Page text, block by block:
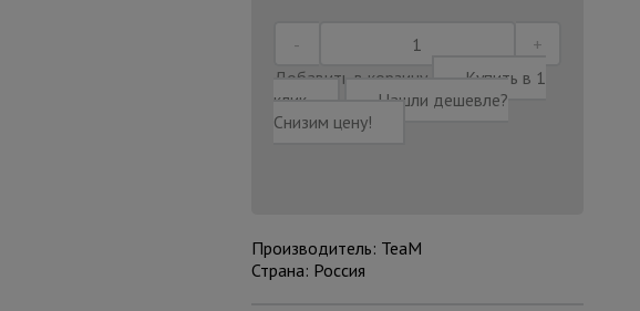
Добавить в корзину
Купить в 1
клик
Нашли дешевле?
Снизим цену!
Производитель: TeaM
Страна: Россия